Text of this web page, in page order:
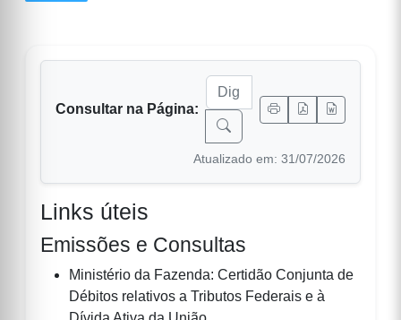
Consultar na Página:
Atualizado em: 31/07/2026
Links úteis
Emissões e Consultas
Ministério da Fazenda: Certidão Conjunta de
Débitos relativos a Tributos Federais e à